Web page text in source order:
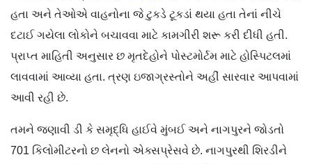
હતા અને તેઓએ વાહનોના જે ટુકડે ટૂકડાં થયા હતા તેનાં નીચે
દટાઈ ગયેલા લોકોને બચાવવા માટે કામગીરી શરૂ કરી દીધી હતી.
પ્રાપ્ત માહિતી અનુસાર છ મૃતદેહોને પોસ્ટમોર્ટમ માટે હોસ્પિટલમાં
લાવવામાં આવ્યા હતા. ત્રણ ઇજાગ્રસ્તોને અહીં સારવાર આપવામાં
આવી રહી છે.
તમને જણાવી ડી કે સમૃદ્ધિ હાઈવે મુંબઈ અને નાગપુરને જોડતો
701 કિલોમીટરનો છ લેનનો એક્સપ્રેસવે છે. નાગપુરથી શિરડીને